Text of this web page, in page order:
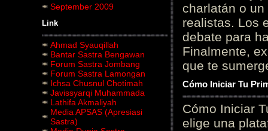
September 2009
Link
Ahmad Syauqillah
Bantar Sastra Bengawan
Forum Sastra Jombang
Forum Sastra Lamongan
Ichsa Chusnul Chotimah
Javissyarqi Muhammada
Lathifa Akmaliyah
Media APSAS (Apresiasi
Sastra)
charlatán o
realistas. Los
debate para
Finalmente,
que te
Cómo Iniciar Tu
Cómo Iniciar
elige una